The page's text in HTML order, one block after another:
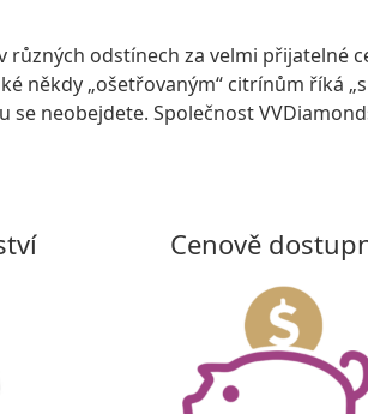
odstínech za velmi přijatelné
někdy „ošetřovaným“ citrínům říká
neobejdete. Společnost
Cenově